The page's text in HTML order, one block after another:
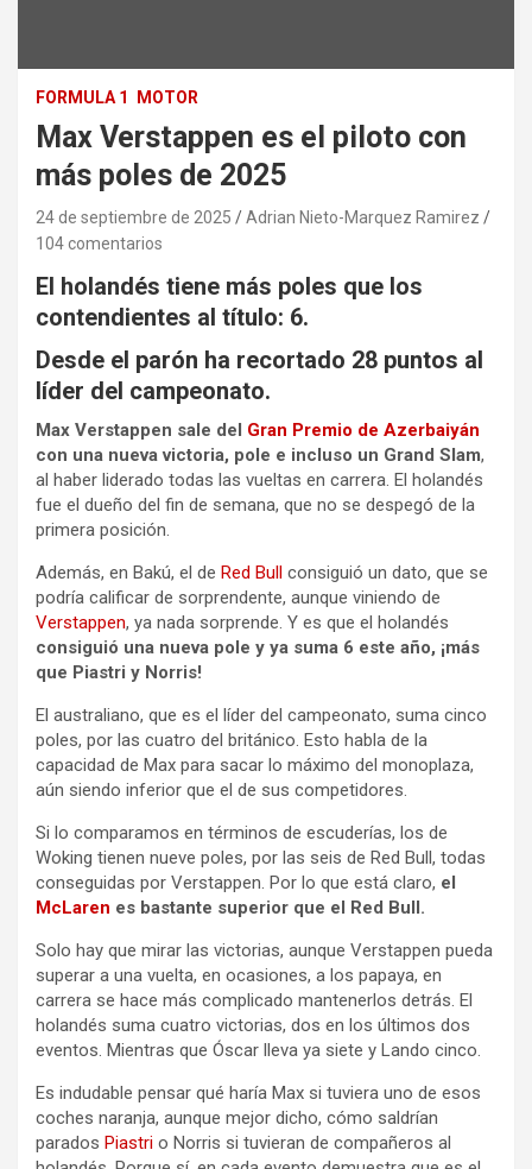
FORMULA 1 MOTOR
Max Verstappen es el piloto con
más poles de 2025
24 de septiembre de 2025
Adrian Nieto-Marquez Ramirez
104 comentarios
El holandés tiene más poles que los
contendientes al título: 6.
Desde el parón ha recortado 28 puntos al
líder del campeonato.
Max Verstappen sale del Gran Premio de Azerbaiyán
con una nueva victoria, pole e incluso un Grand Slam,
al haber liderado todas las vueltas en carrera. El holandés
fue el dueño del fin de semana, que no se despegó de la
primera posición.
Además, en Bakú, el de Red Bull
consiguió un dato, que se
podría calificar de sorprendente, aunque viniendo de
Verstappen, ya nada sorprende. Y es que el holandés
consiguió una nueva pole y ya suma 6 este año, ¡más
que Piastri y Norris!
El australiano, que es el líder del campeonato, suma cinco
poles, por las cuatro del británico. Esto habla de la
capacidad de Max para sacar lo máximo del monoplaza,
aún siendo inferior que el de sus competidores.
Si lo comparamos en términos de escuderías, los de
Woking tienen nueve poles, por las seis de Red Bull, todas
conseguidas por Verstappen. Por lo que está claro, el
McLaren es bastante superior que el Red Bull.
Solo hay que mirar las victorias, aunque Verstappen pueda
superar a una vuelta, en ocasiones, a los papaya, en
carrera se hace más complicado mantenerlos detrás. El
holandés suma cuatro victorias, dos en los últimos dos
eventos. Mientras que Óscar lleva ya siete y Lando cinco.
Es indudable pensar qué haría Max si tuviera uno de esos
coches naranja, aunque mejor dicho, cómo saldrían
parados Piastri o Norris si tuvieran de compañeros al